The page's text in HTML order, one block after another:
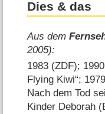
Dies & das
Aus dem
2005):
1983 (ZDF);
Flying Kiwi“;
Nach dem Tod
Kinder Deborah